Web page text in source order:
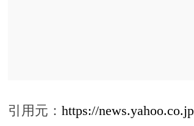
引用元： https://